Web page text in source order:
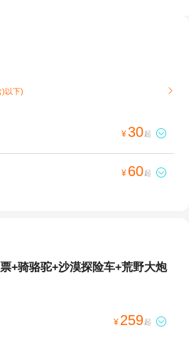
)以下) 
¥30起 
¥ 60起 
+骑骆驼+沙漠探险车+荒野大炮
¥ 259起 